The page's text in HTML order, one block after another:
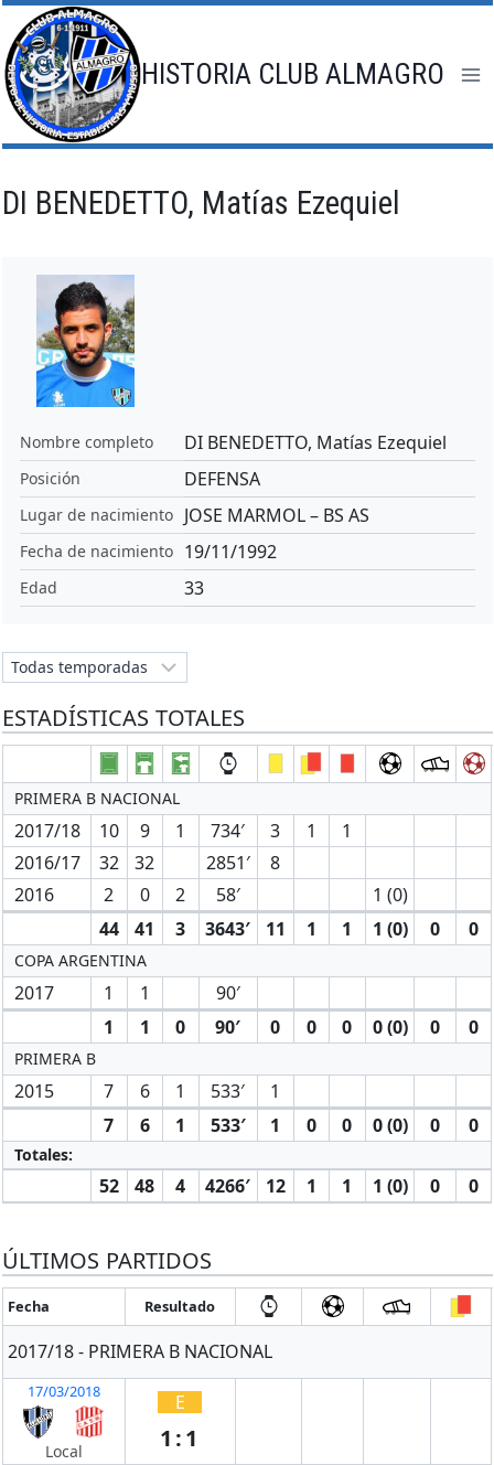
Saltar
al
contenido
HISTORIA CLUB ALMAGRO
DI BENEDETTO, Matías Ezequiel
Nombre completo DI BENEDETTO, Matías Ezequiel
Posición DEFENSA
Lugar de nacimiento JOSE MARMOL – BS AS
Fecha de nacimiento 19/11/1992
Edad 33
ESTADÍSTICAS TOTALES
PRIMERA B NACIONAL
2017/18 10 9 1 734′ 3 1
1
2016/17
32 32 2851′
8
2016
2 0 2 58′
1 (0)
44
41 3 3643′ 11 1 1 1 (0) 0 0
COPA ARGENTINA
2017 1 1
90′
1
1 0 90′ 0 0 0 0 (0) 0 0
PRIMERA B
2015 7 6 1 533′
1
7
6 1 533′ 1 0 0 0 (0) 0 0
Totales:
52 48 4 4266′ 12 1 1 1 (0) 0 0
ÚLTIMOS PARTIDOS
Fecha Resultado
2017/18 - PRIMERA B NACIONAL
17/03/2018
Local
E
1:1